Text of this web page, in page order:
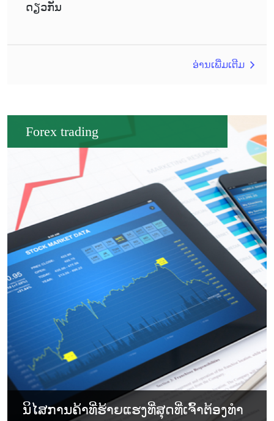
ດຽວກັນ
ອ່ານເພີ່ມເຕີມ
Forex trading
ນິໄສການຄ້າທີ່ຮ້າຍແຮງທີ່ສຸດທີ່ເຈົ້າຕ້ອງທໍາ